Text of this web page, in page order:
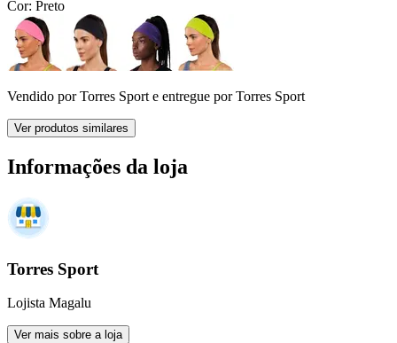
Cor: Preto
Vendido porTorres Sport e entregue por Torres Sport
Ver produtos similares
Informações da loja
Torres Sport
Lojista Magalu
Ver mais sobre a loja